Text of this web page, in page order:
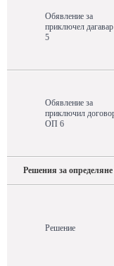
Обявление за
приключел
5
Обявление за
приключил
ОП 6
Решения за
Решение